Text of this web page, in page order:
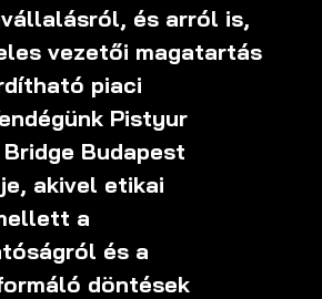
és arról is,
vezetői magatartás
piaci
Pistyur
Budapest
akivel etikai
a
és a
döntések